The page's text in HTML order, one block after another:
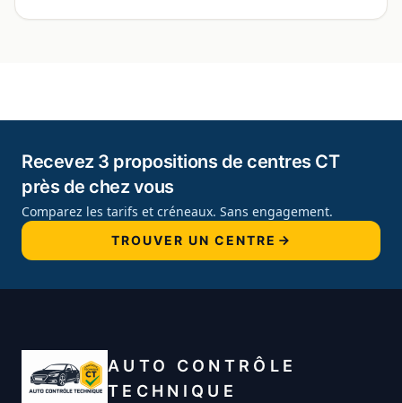
Recevez 3 propositions de centres CT
près de chez vous
Comparez les tarifs et créneaux. Sans engagement.
TROUVER UN CENTRE
AUTO CONTRÔLE
TECHNIQUE